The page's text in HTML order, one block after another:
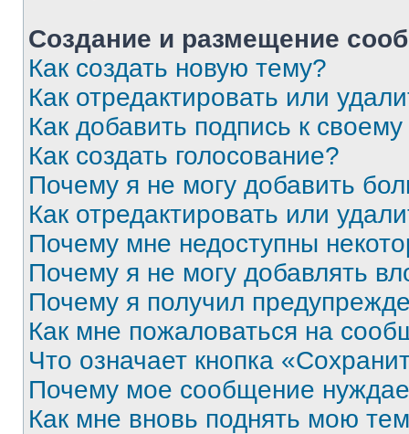
Создание и размещение
Как создать новую тему?
Как отредактировать или
Как добавить подпись к
Как создать голосование?
Почему я не могу добавить
Как отредактировать или
Почему мне недоступны
Почему я не могу добавлять
Почему я получил
Как мне пожаловаться на
Что означает кнопка
Почему мое сообщение
Как мне вновь поднять мою